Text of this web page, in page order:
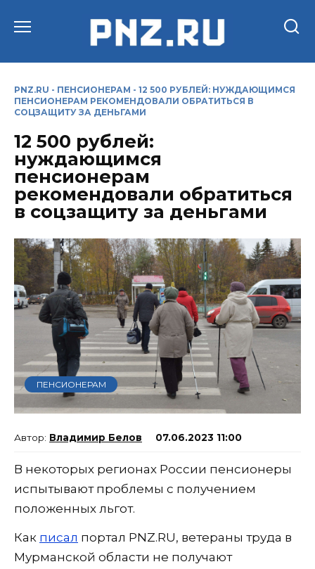
PNZ.RU - ПЕНСИОНЕРАМ - 12 500 РУБЛЕЙ: НУЖДАЮЩИМСЯ
ПЕНСИОНЕРАМ РЕКОМЕНДОВАЛИ ОБРАТИТЬСЯ В
СОЦЗАЩИТУ ЗА ДЕНЬГАМИ
12 500 рублей:
нуждающимся
пенсионерам
рекомендовали обратиться
в соцзащиту за деньгами
ПЕНСИОНЕРАМ
Владимир Белов 07.06.2023 11:00
В некоторых регионах России пенсионеры
испытывают проблемы с получением
положенных льгот.
Как писал портал PNZ.RU, ветераны труда в
Мурманской области не получают